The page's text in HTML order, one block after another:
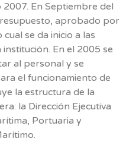
En Septiembre del
aprobado por
se da inicio a las
En el 2005 se
al personal y se
el funcionamiento de
la estructura de la
la Dirección Ejecutiva
Portuaria y